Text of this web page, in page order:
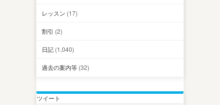
レッスン (17)
割引 (2)
日記 (1,040)
過去の案内等 (32)
ツイート